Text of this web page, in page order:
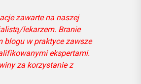
zawarte na naszej
lekarzem. Branie
blogu w praktyce zawsze
ekspertami.
za korzystanie z